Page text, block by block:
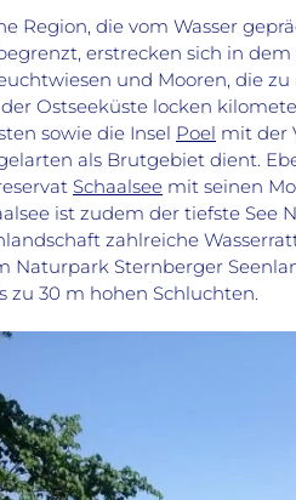
Region, die vom Wasser
erstrecken sich in
und Mooren, die
Ostseeküste locken
sowie die Insel Poel mit der
als Brutgebiet dient.
Schaalsee mit seinen
ist zudem der tiefste See
zahlreiche
Naturpark Sternberger
zu 30 m hohen Schluchten.